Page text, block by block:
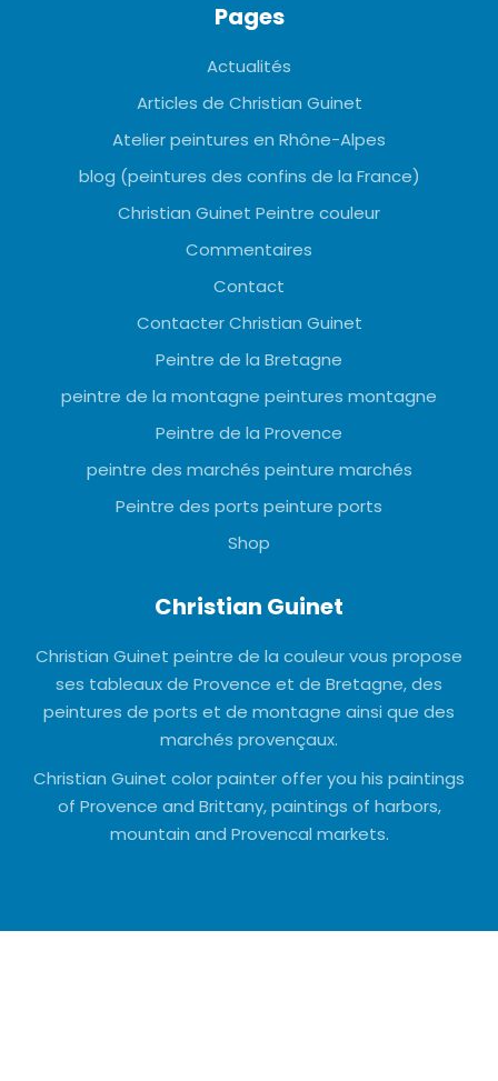
Pages
Actualités
Articles de Christian Guinet
Atelier peintures en Rhône-Alpes
blog (peintures des confins de la France)
Christian Guinet Peintre couleur
Commentaires
Contact
Contacter Christian Guinet
Peintre de la Bretagne
peintre de la montagne peintures montagne
Peintre de la Provence
peintre des marchés peinture marchés
Peintre des ports peinture ports
Shop
Christian Guinet
Christian Guinet peintre de la couleur vous propose
ses tableaux de Provence et de Bretagne, des
peintures de ports et de montagne ainsi que des
marchés provençaux.
Christian Guinet color painter offer you his paintings
of Provence and Brittany, paintings of harbors,
mountain and Provencal markets.